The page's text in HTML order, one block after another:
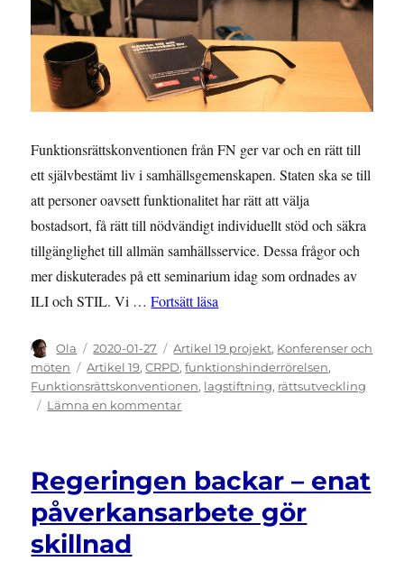
Funktionsrättskonventionen från FN ger var och en rätt till
ett självbestämt liv i samhällsgemenskapen. Staten ska se till
att personer oavsett funktionalitet har rätt att välja
bostadsort, få rätt till nödvändigt individuellt stöd och säkra
tillgänglighet till allmän samhällsservice. Dessa frågor och
mer diskuterades på ett seminarium idag som ordnades av
ILI och STIL. Vi …Fortsätt läsa
Författare
Ola
Publicerat
den
2020-01-27 Kategorier
Artikel 19 projekt, Konferenser och
möten
Etiketter
Artikel 19,CRPD,funktionshinderrörelsen,
Funktionsrättskonventionen, lagstiftning, rättsutveckling
Lämna en kommentartill
funktionsrättskonventionen
att
Regeringen backar – enat
påverkansarbete gör
skillnad